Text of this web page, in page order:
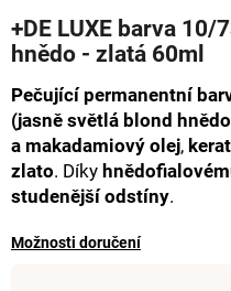
produktu
je
z
5
hvězdiček.
+DE LUXE barva 10/
hnědo - zlatá 60ml
Pečující permanentní
(jasně světlá blond
a makadamiový olej,
zlato. Díky
studenější odstíny.
Možnosti doručení
a
j
í
t
?